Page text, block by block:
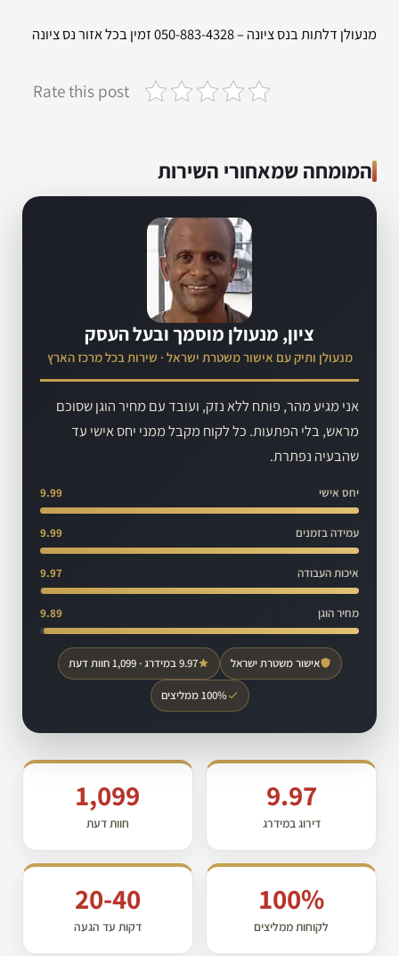
מנעולן דלתות בנס ציונה – 050-883-4328 זמין בכל אזור נס ציונה
Rate this post
המומחה שמאחורי השירות
ציון, מנעולן מוסמך ובעל העסק
מנעולן ותיק עם אישור משטרת ישראל · שירות בכל מרכז הארץ
אני מגיע מהר, פותח ללא נזק, ועובד עם מחיר הוגן שסוכם
מראש, בלי הפתעות. כל לקוח מקבל ממני יחס אישי עד
שהבעיה נפתרת.
יחס אישי 9.99
עמידה בזמנים 9.99
איכות העבודה 9.97
מחיר הוגן 9.89
אישור משטרת ישראל 9.97 במידרג · 1,099 חוות דעת
100% ממליצים
9.97
דירוג במידרג
1,099
חוות דעת
100%
לקוחות ממליצים
20-40
דקות עד הגעה